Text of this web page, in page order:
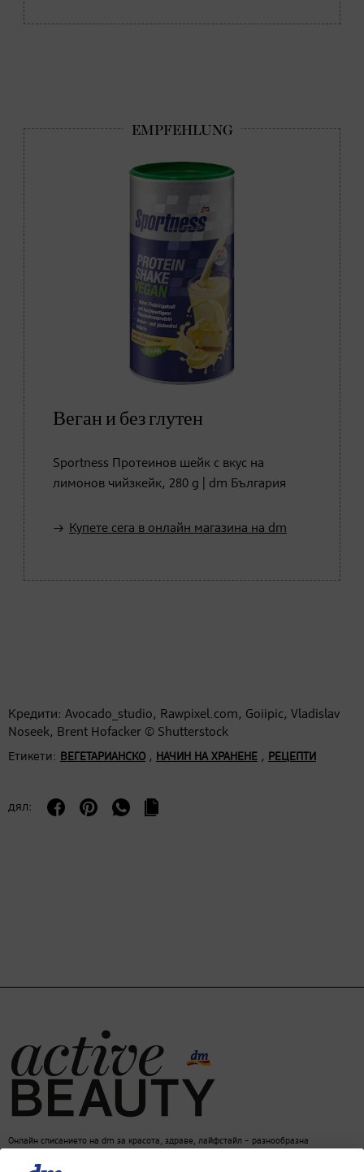
Веган и без глутен
Sportness Протеинов шейк с вкус на
лимонов чийзкейк, 280 g | dm България
Купете сега в онлайн магазина на dm
Кредити: Avocado_studio, Rawpixel.com, Goiipic, Vladislav
Noseek, Brent Hofacker © Shutterstock
Етикети: ВЕГЕТАРИАНСКО , НАЧИН НА ХРАНЕНЕ , РЕЦЕПТИ
дял:
Онлайн списанието на dm за красота, здраве, лайфстайл – разнообразна